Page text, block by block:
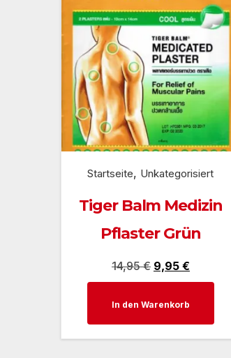
Startseite, Unkategorisiert
Tiger Balm Medizin
Pflaster Grün
14,95€ Ursprünglicher
Preis
war:
14,95 €
9,95 €Aktueller
Preis
ist:
9,95 €.
In den Warenkorb